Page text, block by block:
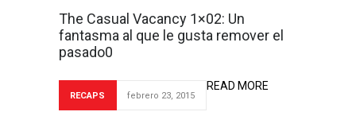
The Casual Vacancy 1×02: Un
fantasma al que le gusta remover el
pasado0
RECAPS febrero 23, 2015
READ MORE